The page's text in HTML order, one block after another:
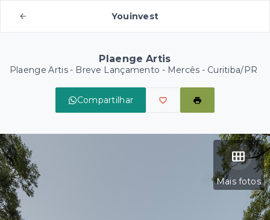
Youinvest
Plaenge Artis
Plaenge Artis - Breve Lançamento - Mercês - Curitiba/PR
Compartilhar
Mais fotos